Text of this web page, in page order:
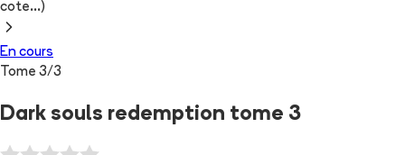
cote...)
En cours
Tome 3/3
Dark souls redemption tome 3